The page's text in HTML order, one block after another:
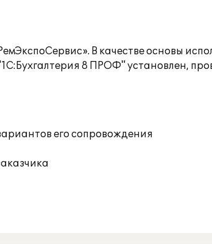
В качестве основы
8 ПРОФ" установлен,
его сопровождения